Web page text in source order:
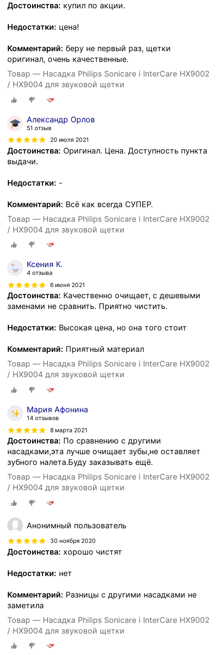
Достоинства: купил по акции.
Недостатки: цена!
Комментарий: беру не первый раз, щетки
оригинал, очень качественные.
Товар — Насадка Philips Sonicare i InterCare HX9002
/ HX9004 для звуковой щетки
Александр Орлов
51 отзыв
20 июля 2021
Достоинства: Оригинал. Цена. Доступность пункта
выдачи.
Недостатки: -
Комментарий: Всё как всегда СУПЕР.
Товар — Насадка Philips Sonicare i InterCare HX9002
/ HX9004 для звуковой щетки
Ксения К.
4 отзыва
6 июня 2021
Достоинства: Качественно очищает, с дешевыми
заменами не сравнить. Приятно чистить.
Недостатки: Высокая цена, но она того стоит
Комментарий: Приятный материал
Товар — Насадка Philips Sonicare i InterCare HX9002
/ HX9004 для звуковой щетки
Мария Афонина
14 отзывов
8 марта 2021
Достоинства: По сравнению с другими
насадками,эта лучше очищает зубы,не оставляет
зубного налета.Буду заказывать ещё.
Товар — Насадка Philips Sonicare i InterCare HX9002
/ HX9004 для звуковой щетки
Анонимный пользователь
30 ноября 2020
Достоинства: хорошо чистят
Недостатки: нет
Комментарий: Разницы с другими насадками не
заметила
Товар — Насадка Philips Sonicare i InterCare HX9002
/ HX9004 для звуковой щетки